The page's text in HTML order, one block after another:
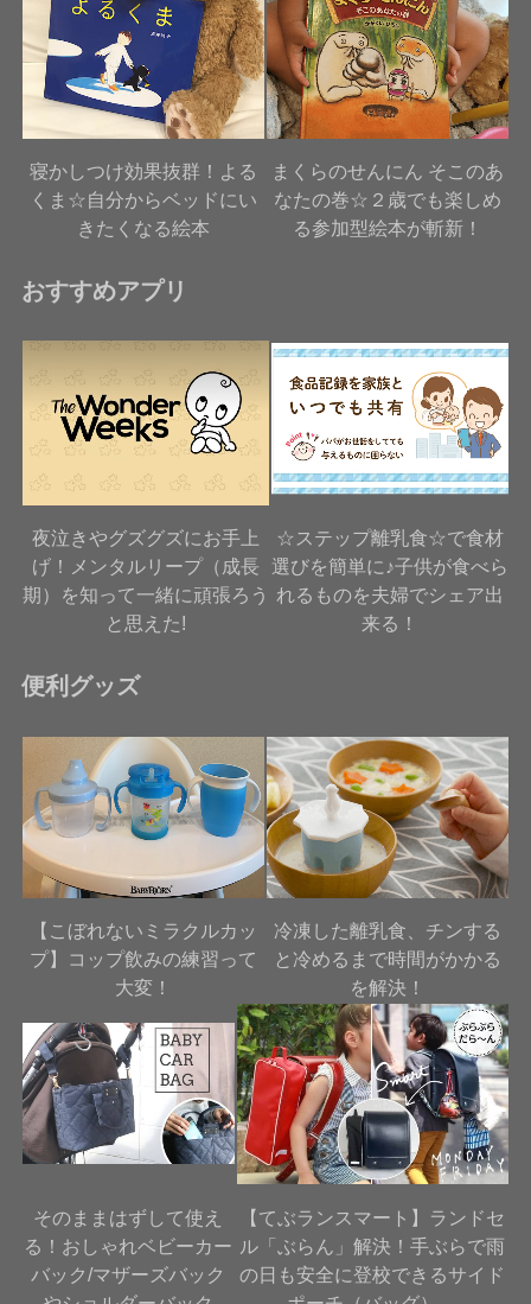
寝かしつけ効果抜群！よる
くま☆自分からベッドにい
きたくなる絵本
まくらのせんにん そこのあ
なたの巻☆２歳でも楽しめ
る参加型絵本が斬新！
おすすめアプリ
夜泣きやグズグズにお手上
げ！メンタルリープ（成長
期）を知って一緒に頑張ろう
と思えた!
☆ステップ離乳食☆で食材
選びを簡単に♪子供が食べら
れるものを夫婦でシェア出
来る！
便利グッズ
【こぼれないミラクルカッ
プ】コップ飲みの練習って
大変！
冷凍した離乳食、チンする
と冷めるまで時間がかかる
を解決！
そのままはずして使え
る！おしゃれベビーカー
バック/マザーズバック
【てぶランスマート】ランドセ
ル「ぶらん」解決！手ぶらで雨
の日も安全に登校できるサイド